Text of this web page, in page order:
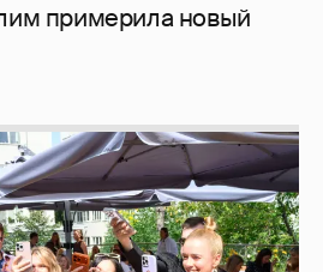
примерила новый